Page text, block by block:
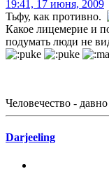
19:41, 17 июня, 2009
Тьфу, как противно.
Какое лицемерие и
подумать люди не
Человечество -
Darjeeling